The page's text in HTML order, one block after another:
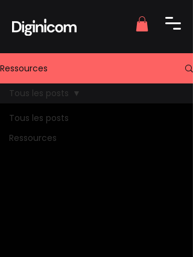
Ressources
Tous les posts
Ressources
Tous les posts